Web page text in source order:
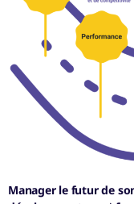
Manager le futur de